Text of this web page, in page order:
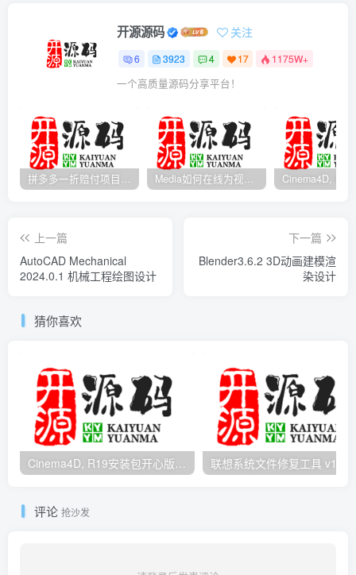
开源源码 关注
6 3923 4 17 1175W+
一个高质量源码分享平台！
拼多多一折赔付项目是怎么操作的？ Media如何在线为视频自动添加字幕？
上一篇
AutoCAD Mechanical
2024.0.1 机械工程绘图设计
下一篇
Blender3.6.2 3D动画建模渲
染设计
猜你喜欢
Cinema4D, R19安装包开心版带序列号
评论 抢沙发